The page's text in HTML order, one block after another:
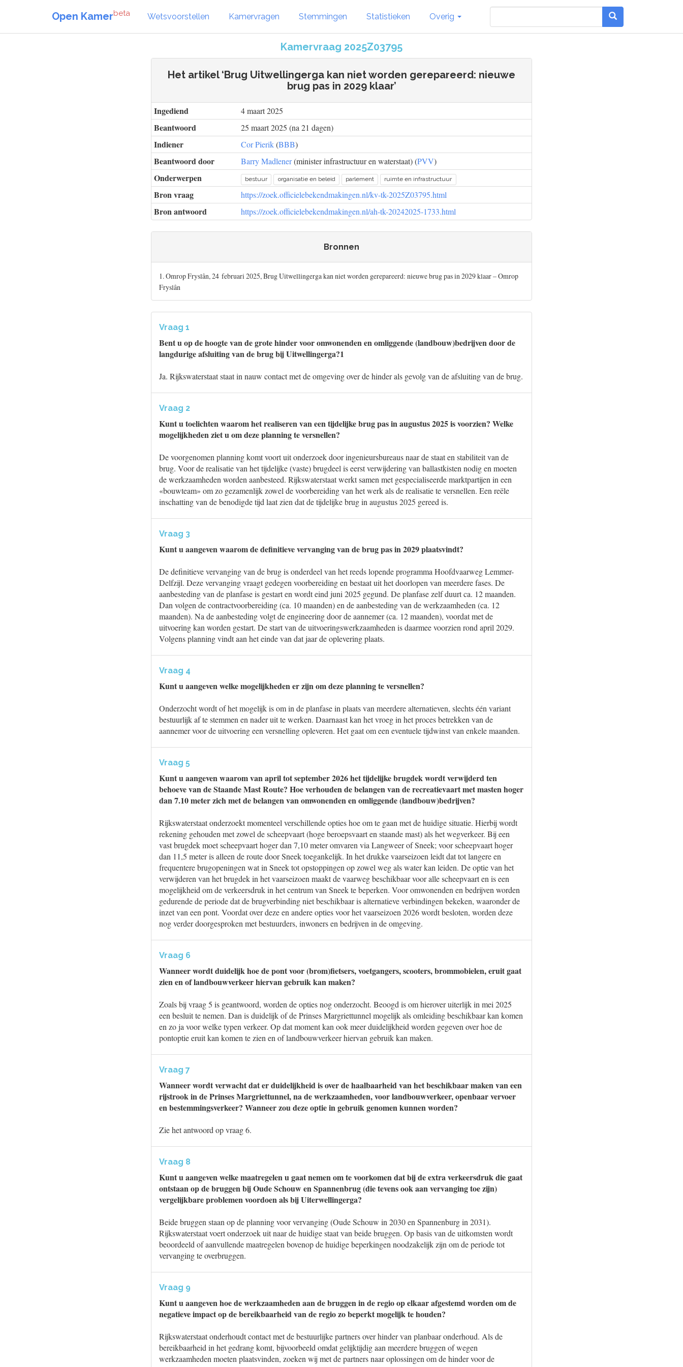
Open Kamerbeta Wetsvoorstellen Kamervragen Stemmingen Statistieken Overig
Kamervraag 2025Z03795
Het artikel ‘Brug Uitwellingerga kan niet worden gerepareerd: nieuwe
brug pas in 2029 klaar’
Ingediend 4 maart 2025
Beantwoord 25 maart 2025 (na 21 dagen)
Indiener Cor Pierik(BBB)
Beantwoord door Barry Madlener(minister infrastructuur en waterstaat) (PVV)
Onderwerpen bestuur organisatie en beleid parlement ruimte en infrastructuur
Bron vraag https://zoek.officielebekendmakingen.nl/kv-tk-2025Z03795.html
Bron antwoord https://zoek.officielebekendmakingen.nl/ah-tk-20242025-1733.html
Bronnen
1. Omrop Fryslân, 24 februari 2025, Brug Uitwellingerga kan niet worden gerepareerd: nieuwe brug pas in 2029 klaar – Omrop
Fryslân
Vraag 1
Bent u op de hoogte van de grote hinder voor omwonenden en omliggende (landbouw)bedrijven door de
langdurige afsluiting van de brug bij Uitwellingerga?1
Ja. Rijkswaterstaat staat in nauw contact met de omgeving over de hinder als gevolg van de afsluiting van de brug.
Vraag 2
Kunt u toelichten waarom het realiseren van een tijdelijke brug pas in augustus 2025 is voorzien? Welke
mogelijkheden ziet u om deze planning te versnellen?
De voorgenomen planning komt voort uit onderzoek door ingenieursbureaus naar de staat en stabiliteit van de
brug. Voor de realisatie van het tijdelijke (vaste) brugdeel is eerst verwijdering van ballastkisten nodig en moeten
de werkzaamheden worden aanbesteed. Rijkswaterstaat werkt samen met gespecialiseerde marktpartijen in een
«bouwteam» om zo gezamenlijk zowel de voorbereiding van het werk als de realisatie te versnellen. Een reële
inschatting van de benodigde tijd laat zien dat de tijdelijke brug in augustus 2025 gereed is.
Vraag 3
Kunt u aangeven waarom de definitieve vervanging van de brug pas in 2029 plaatsvindt?
De definitieve vervanging van de brug is onderdeel van het reeds lopende programma Hoofdvaarweg Lemmer-
Delfzijl. Deze vervanging vraagt gedegen voorbereiding en bestaat uit het doorlopen van meerdere fases. De
aanbesteding van de planfase is gestart en wordt eind juni 2025 gegund. De planfase zelf duurt ca. 12 maanden.
Dan volgen de contractvoorbereiding (ca. 10 maanden) en de aanbesteding van de werkzaamheden (ca. 12
maanden). Na de aanbesteding volgt de engineering door de aannemer (ca. 12 maanden), voordat met de
uitvoering kan worden gestart. De start van de uitvoeringswerkzaamheden is daarmee voorzien rond april 2029.
Volgens planning vindt aan het einde van dat jaar de oplevering plaats.
Vraag 4
Kunt u aangeven welke mogelijkheden er zijn om deze planning te versnellen?
Onderzocht wordt of het mogelijk is om in de planfase in plaats van meerdere alternatieven, slechts één variant
bestuurlijk af te stemmen en nader uit te werken. Daarnaast kan het vroeg in het proces betrekken van de
aannemer voor de uitvoering een versnelling opleveren. Het gaat om een eventuele tijdwinst van enkele maanden.
Vraag 5
Kunt u aangeven waarom van april tot september 2026 het tijdelijke brugdek wordt verwijderd ten
behoeve van de Staande Mast Route? Hoe verhouden de belangen van de recreatievaart met masten hoger
dan 7.10 meter zich met de belangen van omwonenden en omliggende (landbouw)bedrijven?
Rijkswaterstaat onderzoekt momenteel verschillende opties hoe om te gaan met de huidige situatie. Hierbij wordt
rekening gehouden met zowel de scheepvaart (hoge beroepsvaart en staande mast) als het wegverkeer. Bij een
vast brugdek moet scheepvaart hoger dan 7,10 meter omvaren via Langweer of Sneek; voor scheepvaart hoger
dan 11,5 meter is alleen de route door Sneek toegankelijk. In het drukke vaarseizoen leidt dat tot langere en
frequentere brugopeningen wat in Sneek tot opstoppingen op zowel weg als water kan leiden. De optie van het
verwijderen van het brugdek in het vaarseizoen maakt de vaarweg beschikbaar voor alle scheepvaart en is een
mogelijkheid om de verkeersdruk in het centrum van Sneek te beperken. Voor omwonenden en bedrijven worden
gedurende de periode dat de brugverbinding niet beschikbaar is alternatieve verbindingen bekeken, waaronder de
inzet van een pont. Voordat over deze en andere opties voor het vaarseizoen 2026 wordt besloten, worden deze
nog verder doorgesproken met bestuurders, inwoners en bedrijven in de omgeving.
Vraag 6
Wanneer wordt duidelijk hoe de pont voor (brom)fietsers, voetgangers, scooters, brommobielen, eruit gaat
zien en of landbouwverkeer hiervan gebruik kan maken?
Zoals bij vraag 5 is geantwoord, worden de opties nog onderzocht. Beoogd is om hierover uiterlijk in mei 2025
een besluit te nemen. Dan is duidelijk of de Prinses Margriettunnel mogelijk als omleiding beschikbaar kan komen
en zo ja voor welke typen verkeer. Op dat moment kan ook meer duidelijkheid worden gegeven over hoe de
pontoptie eruit kan komen te zien en of landbouwverkeer hiervan gebruik kan maken.
Vraag 7
Wanneer wordt verwacht dat er duidelijkheid is over de haalbaarheid van het beschikbaar maken van een
rijstrook in de Prinses Margriettunnel, na de werkzaamheden, voor landbouwverkeer, openbaar vervoer
en bestemmingsverkeer? Wanneer zou deze optie in gebruik genomen kunnen worden?
Zie het antwoord op vraag 6.
Vraag 8
Kunt u aangeven welke maatregelen u gaat nemen om te voorkomen dat bij de extra verkeersdruk die gaat
ontstaan op de bruggen bij Oude Schouw en Spannenbrug (die tevens ook aan vervanging toe zijn)
vergelijkbare problemen voordoen als bij Uiterwellingerga?
Beide bruggen staan op de planning voor vervanging (Oude Schouw in 2030 en Spannenburg in 2031).
Rijkswaterstaat voert onderzoek uit naar de huidige staat van beide bruggen. Op basis van de uitkomsten wordt
beoordeeld of aanvullende maatregelen bovenop de huidige beperkingen noodzakelijk zijn om de periode tot
vervanging te overbruggen.
Vraag 9
Kunt u aangeven hoe de werkzaamheden aan de bruggen in de regio op elkaar afgestemd worden om de
negatieve impact op de bereikbaarheid van de regio zo beperkt mogelijk te houden?
Rijkswaterstaat onderhoudt contact met de bestuurlijke partners over hinder van planbaar onderhoud. Als de
bereikbaarheid in het gedrang komt, bijvoorbeeld omdat gelijktijdig aan meerdere bruggen of wegen
werkzaamheden moeten plaatsvinden, zoeken wij met de partners naar oplossingen om de hinder voor de